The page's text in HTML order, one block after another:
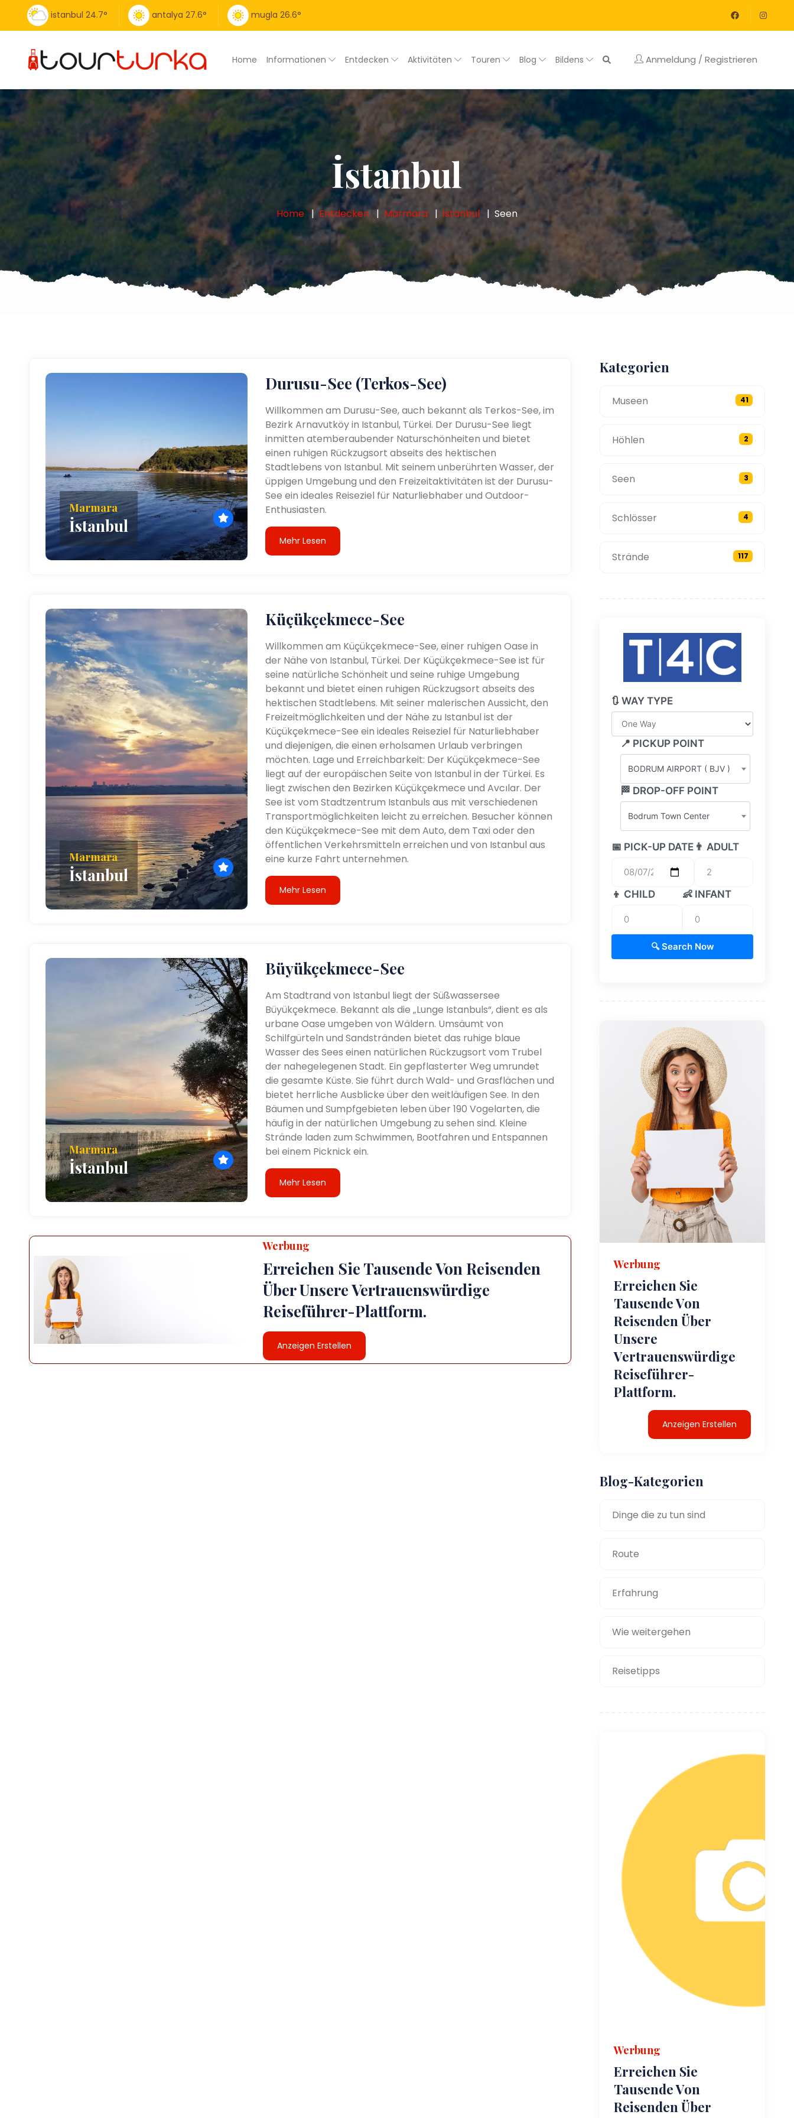
istanbul 24.7° antalya 27.6° mugla 26.6°
Home Informationen Entdecken Aktivitäten Touren Blog Bildens Anmeldung / Registrieren
İstanbul
Home Entdecken Marmara İstanbul Seen
Marmara
İstanbul
Durusu-See (Terkos-See)
Willkommen am Durusu-See, auch bekannt als Terkos-See, im
Bezirk Arnavutköy in Istanbul, Türkei. Der Durusu-See liegt
inmitten atemberaubender Naturschönheiten und bietet
einen ruhigen Rückzugsort abseits des hektischen
Stadtlebens von Istanbul. Mit seinem unberührten Wasser, der
üppigen Umgebung und den Freizeitaktivitäten ist der Durusu-
See ein ideales Reiseziel für Naturliebhaber und Outdoor-
Enthusiasten.
Mehr Lesen
Marmara
İstanbul
Küçükçekmece-See
Willkommen am Küçükçekmece-See, einer ruhigen Oase in
der Nähe von Istanbul, Türkei. Der Küçükçekmece-See ist für
seine natürliche Schönheit und seine ruhige Umgebung
bekannt und bietet einen ruhigen Rückzugsort abseits des
hektischen Stadtlebens. Mit seiner malerischen Aussicht, den
Freizeitmöglichkeiten und der Nähe zu Istanbul ist der
Küçükçekmece-See ein ideales Reiseziel für Naturliebhaber
und diejenigen, die einen erholsamen Urlaub verbringen
möchten. Lage und Erreichbarkeit: Der Küçükçekmece-See
liegt auf der europäischen Seite von Istanbul in der Türkei. Es
liegt zwischen den Bezirken Küçükçekmece und Avcılar. Der
See ist vom Stadtzentrum Istanbuls aus mit verschiedenen
Transportmöglichkeiten leicht zu erreichen. Besucher können
den Küçükçekmece-See mit dem Auto, dem Taxi oder den
öffentlichen Verkehrsmitteln erreichen und von Istanbul aus
eine kurze Fahrt unternehmen.
Mehr Lesen
Marmara
İstanbul
Büyükçekmece-See
Am Stadtrand von Istanbul liegt der Süßwassersee
Büyükçekmece. Bekannt als die „Lunge Istanbuls“, dient es als
urbane Oase umgeben von Wäldern. Umsäumt von
Schilfgürteln und Sandstränden bietet das ruhige blaue
Wasser des Sees einen natürlichen Rückzugsort vom Trubel
der nahegelegenen Stadt. Ein gepflasterter Weg umrundet
die gesamte Küste. Sie führt durch Wald- und Grasflächen und
bietet herrliche Ausblicke über den weitläufigen See. In den
Bäumen und Sumpfgebieten leben über 190 Vogelarten, die
häufig in der natürlichen Umgebung zu sehen sind. Kleine
Strände laden zum Schwimmen, Bootfahren und Entspannen
bei einem Picknick ein.
Mehr Lesen
Werbung
Erreichen Sie Tausende Von Reisenden
Über Unsere Vertrauenswürdige
Reiseführer-Plattform.
Anzeigen Erstellen
Kategorien
Museen 41
Höhlen 2
Seen 3
Schlösser 4
Strände 117
🔃 WAY TYPE
📍 PICKUP POINT
BODRUM AIRPORT ( BJV )
🏁 DROP-OFF POINT
Bodrum Town Center
📅 PICK-UP DATE 👨 ADULT
👦 CHILD 👶 INFANT
🔍 Search Now
Werbung
Erreichen Sie
Tausende Von
Reisenden Über
Unsere
Vertrauenswürdige
Reiseführer-
Plattform.
Anzeigen Erstellen
Blog-Kategorien
Dinge die zu tun sind
Route
Erfahrung
Wie weitergehen
Reisetipps
Werbung
Erreichen Sie
Tausende Von
Reisenden Über